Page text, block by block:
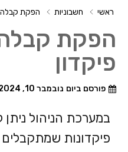
ראשי חשבוניות הפקת קבלה
הפקת קבלה
פיקדון
פורסם ביום נובמבר 10, 2024
במערכת הניהול
פיקדונות